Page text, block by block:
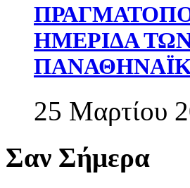
ΗΜΕΡΙΔΑ
25 Μαρτίου
Σαν Σήμερα